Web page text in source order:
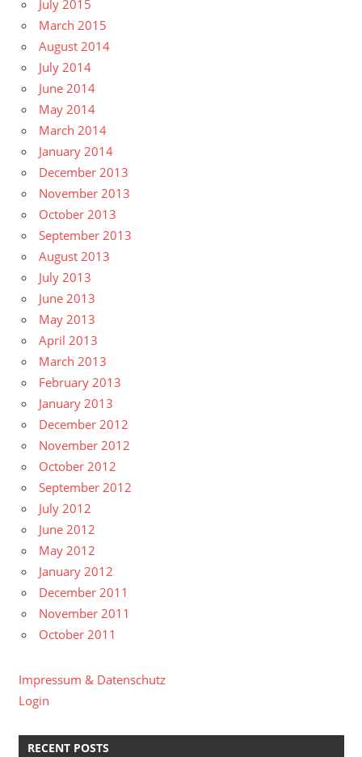
July 2015
March 2015
August 2014
July 2014
June 2014
May 2014
March 2014
January 2014
December 2013
November 2013
October 2013
September 2013
August 2013
July 2013
June 2013
May 2013
April 2013
March 2013
February 2013
January 2013
December 2012
November 2012
October 2012
September 2012
July 2012
June 2012
May 2012
January 2012
December 2011
November 2011
October 2011
Impressum & Datenschutz
Login
RECENT POSTS